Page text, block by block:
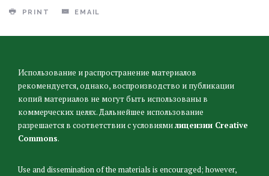
PRINT EMAIL
Использование и распространение материалов
рекомендуется, однако, воспроизводство и публикации
копий материалов не могут быть использованы в
коммерческих целях. Дальнейшее использование
разрешается в соответствии с условиямилицензии Creative
Commons.
Use and dissemination of the materials is encouraged; however,